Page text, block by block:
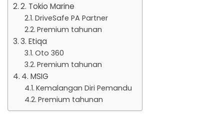
2. Tokio Marine
DriveSafe PA Partner
Premium tahunan
3. Etiqa
Oto 360
Premium tahunan
4. MSIG
Kemalangan Diri Pemandu
Premium tahunan